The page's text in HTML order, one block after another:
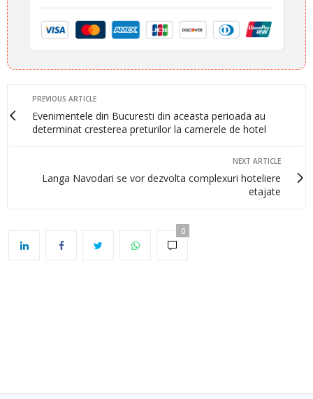
PREVIOUS ARTICLE
Evenimentele din Bucuresti din aceasta perioada au
determinat cresterea preturilor la camerele de hotel
NEXT ARTICLE
Langa Navodari se vor dezvolta complexuri hoteliere
etajate
0